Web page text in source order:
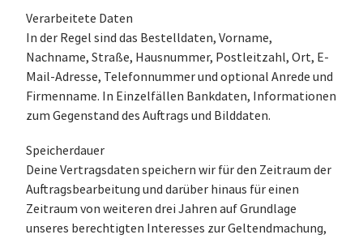
Verarbeitete Daten
In der Regel sind das Bestelldaten, Vorname,
Nachname, Straße, Hausnummer, Postleitzahl, Ort, E-
Mail-Adresse, Telefonnummer und optional Anrede und
Firmenname. In Einzelfällen Bankdaten, Informationen
zum Gegenstand des Auftrags und Bilddaten.
Speicherdauer
Deine Vertragsdaten speichern wir für den Zeitraum der
Auftragsbearbeitung und darüber hinaus für einen
Zeitraum von weiteren drei Jahren auf Grundlage
unseres berechtigten Interesses zur Geltendmachung,